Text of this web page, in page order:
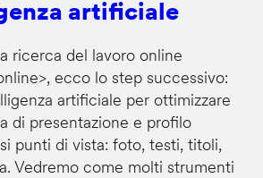
artificiale
ricerca del lavoro online
>, ecco lo step successivo:
artificiale per ottimizzare
di presentazione e profilo
punti di vista: foto, testi, titoli,
Vedremo come molti strumenti